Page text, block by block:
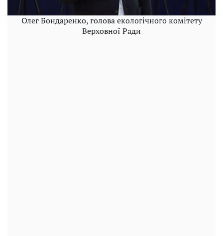
Олег Бондаренко, голова екологічного комітету
Верховної Ради